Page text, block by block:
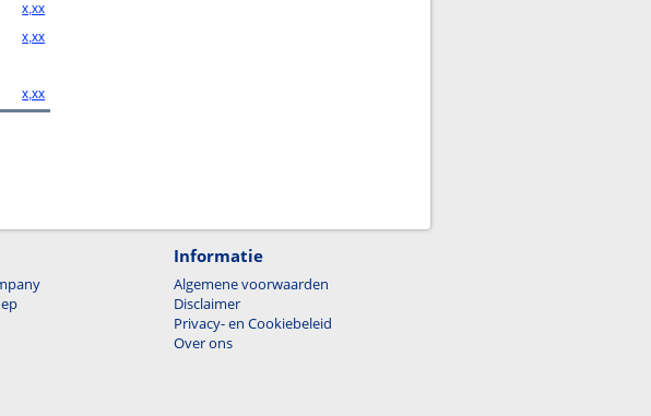
x,xx
x,xx
x,xx
Informatie
Algemene voorwaarden
Disclaimer
Privacy- en Cookiebeleid
Over ons